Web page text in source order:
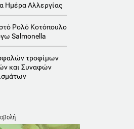
Ημέρα Αλλεργίας
Ρολό Κοτόπουλο
Salmonella
τροφίμων
και Συναφών